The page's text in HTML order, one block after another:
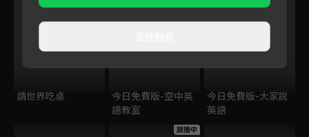
請世界吃桌
今日免費版-空中英
語教室
今日免費版-大家說
英語
跟播中